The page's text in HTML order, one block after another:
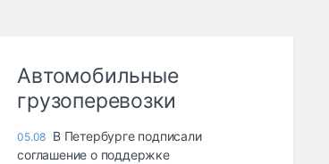
Автомобильные
грузоперевозки
05.08 В Петербурге подписали
соглашение о поддержке